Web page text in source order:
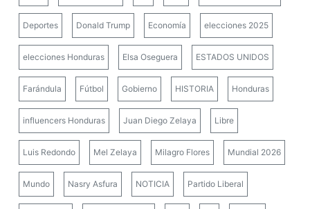
Deportes Donald Trump Economía elecciones 2025
elecciones Honduras Elsa Oseguera ESTADOS UNIDOS
Farándula Fútbol Gobierno HISTORIA Honduras
influencers Honduras Juan Diego Zelaya Libre
Luis Redondo Mel Zelaya Milagro Flores Mundial 2026
Mundo Nasry Asfura NOTICIA Partido Liberal